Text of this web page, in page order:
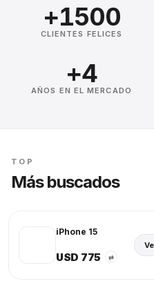
+1500
CLIENTES FELICES
+4
AÑOS EN EL MERCADO
TOP
Más buscados
iPhone 15
USD 775 ⇄